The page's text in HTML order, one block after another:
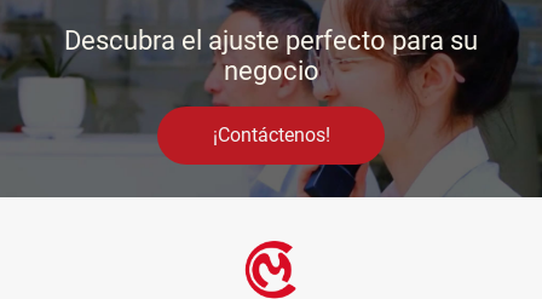
Descubra el ajuste perfecto para su
negocio
¡Contáctenos!